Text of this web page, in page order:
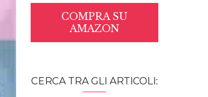
COMPRA SU
AMAZON
CERCA TRA GLI ARTICOLI: